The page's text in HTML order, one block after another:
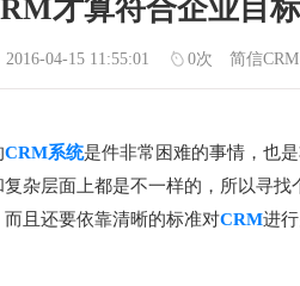
才算符合企业目
2016-04-15 11:55:01 0次 简信CRM
CRM系统是件非常困难的事情，也
复杂层面上都是不一样的，所以寻
而且还要依靠清晰的标准对CRM进